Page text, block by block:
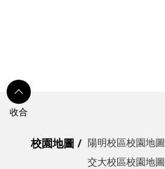
校園地圖 陽明校區校園地圖
交大校區校園地圖